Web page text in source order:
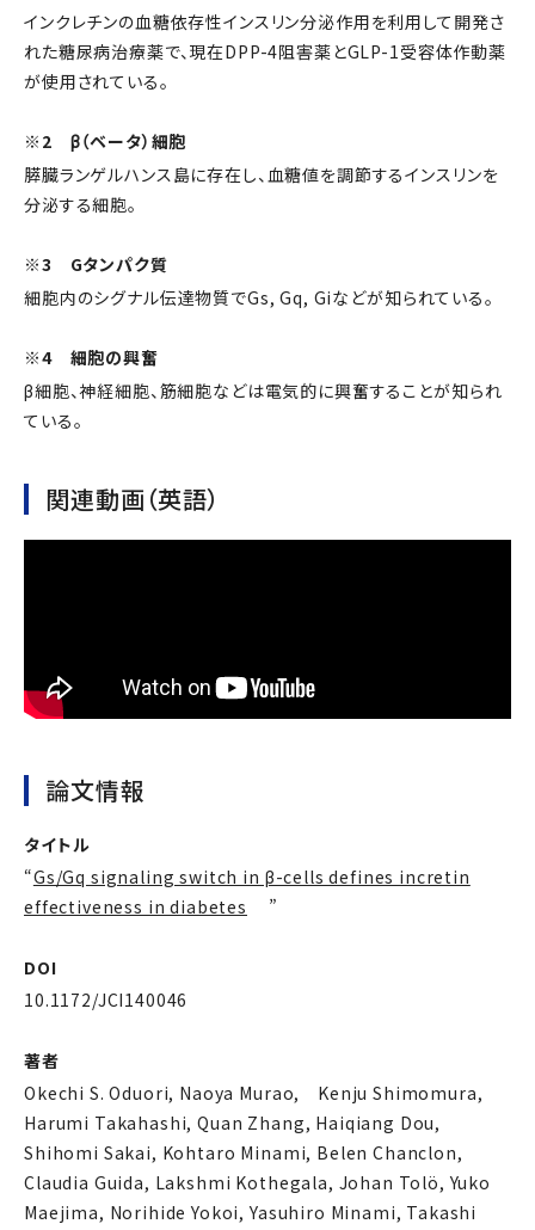
インクレチンの血糖依存性インスリン分泌作用を利用して開発さ
れた糖尿病治療薬で、現在DPP-4阻害薬とGLP-1受容体作動薬
が使用されている。
※2 β（ベータ）細胞
膵臓ランゲルハンス島に存在し、血糖値を調節するインスリンを
分泌する細胞。
※3 Gタンパク質
細胞内のシグナル伝達物質でGs, Gq, Giなどが知られている。
※4 細胞の興奮
β細胞、神経細胞、筋細胞などは電気的に興奮することが知られ
ている。
関連動画（英語）
論文情報
タイトル
“Gs/Gq signaling switch in β-cells defines incretin
effectiveness in diabetes
”
DOI
10.1172/JCI140046
著者
Okechi S. Oduori, Naoya Murao, Kenju Shimomura,
Harumi Takahashi, Quan Zhang, Haiqiang Dou,
Shihomi Sakai, Kohtaro Minami, Belen Chanclon,
Claudia Guida, Lakshmi Kothegala, Johan Tolö, Yuko
Maejima, Norihide Yokoi, Yasuhiro Minami, Takashi